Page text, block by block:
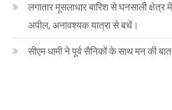
लगातार मूसलाधार बारिश से घनसाली
अपील, अनावश्यक यात्रा से बचें।
सीएम धामी ने पूर्व सैनिकों के साथ मन की